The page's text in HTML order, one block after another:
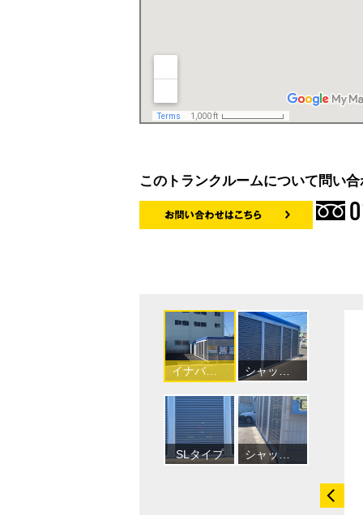
このトランクルームについて問い合
イナバボックス八田店の外観
SLタイプ シャッター前にアスファルトのスロープがあります